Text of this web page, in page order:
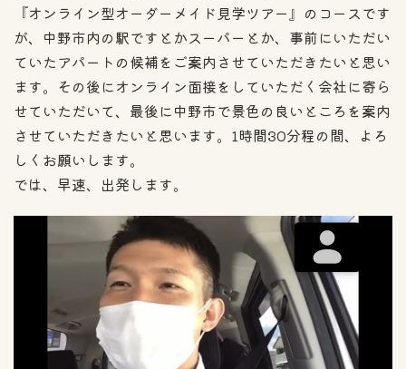
『オンライン型オーダーメイド見学ツアー』のコースです
が、中野市内の駅ですとかスーパーとか、事前にいただい
ていたアパートの候補をご案内させていただきたいと思い
ます。その後にオンライン面接をしていただく会社に寄ら
せていただいて、最後に中野市で景色の良いところを案内
させていただきたいと思います。1時間30分程の間、よろ
しくお願いします。
では、早速、出発します。